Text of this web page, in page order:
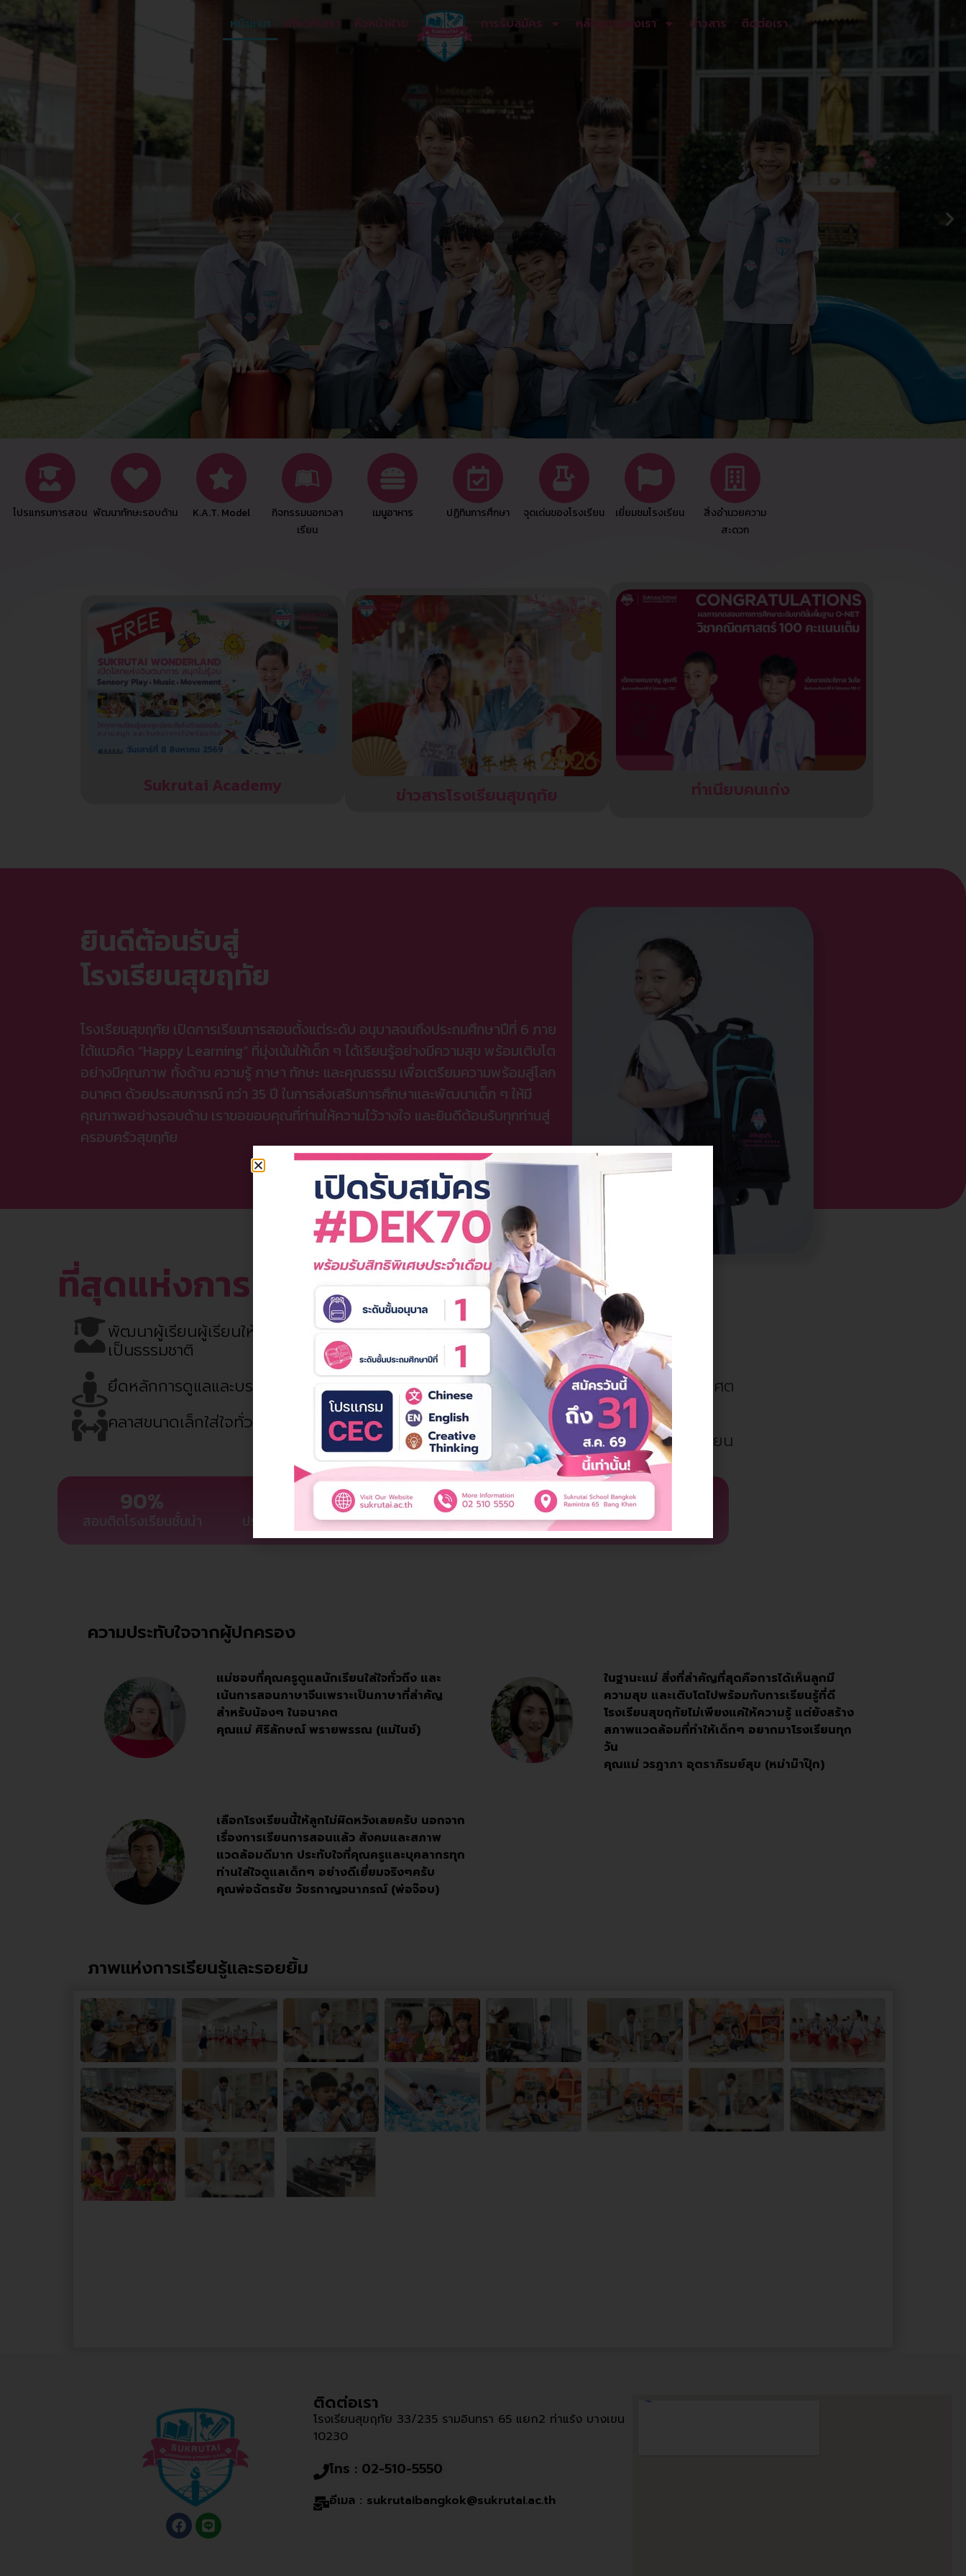
หน้าแรก เกี่ยวกับเรา หัวหน้าฝ่าย การรับสมัคร หลักสูตรของเรา ข่าวสาร ติดต่อเรา
โปรแกรมการสอน พัฒนาทักษะรอบด้าน K.A.T. Model
กิจกรรมนอกเวลา
เรียน
เมนูอาหาร ปฏิทินการศึกษา จุดเด่นของโรงเรียน เยี่ยมชมโรงเรียน
สิ่งอำนวยความ
สะดวก
Sukrutai Academy ข่าวสารโรงเรียนสุขฤทัย ทำเนียบคนเก่ง
ยินดีต้อนรับสู่
โรงเรียนสุขฤทัย
โรงเรียนสุขฤทัย เปิดการเรียนการสอนตั้งแต่ระดับ อนุบาลจนถึงประถมศึกษาปีที่ 6 ภาย
ใต้แนวคิด “Happy Learning” ที่มุ่งเน้นให้เด็ก ๆ ได้เรียนรู้อย่างมีความสุข พร้อมเติบโต
อย่างมีคุณภาพ ทั้งด้าน ความรู้ ภาษา ทักษะ และคุณธรรม เพื่อเตรียมความพร้อมสู่โลก
อนาคต ด้วยประสบการณ์ กว่า 35 ปี ในการส่งเสริมการศึกษาและพัฒนาเด็ก ๆ ให้มี
คุณภาพอย่างรอบด้าน เราขอขอบคุณที่ท่านให้ความไว้วางใจ และยินดีต้อนรับทุกท่านสู่
ครอบครัวสุขฤทัย
ที่สุดแห่งการเรียนรู้ที่สุขฤทัย
พัฒนาผู้เรียนผู้เรียนให้เป็น "สามภาษา" อย่าง
เป็นธรรมชาติ
ยึดหลักการดูแลและบรรยากาศแห่งความสุข
คลาสขนาดเล็กใส่ใจทั่วถึงทุกพัฒนาการ
ส่งเสริมความคิดสร้างสรรค์และการคิด
วิเคราะห์
บูรณาการ "Activity (Soft Skills) เพื่อศต
วรรที่ 21 อย่างเป็นระบบ"
คุณครูประจำชั้นเป็นครูต่างชาติทุกชั้นเรียน
สอบติดโรงเรียนชั้นนำ
90%
ประสบการณ์สอน ที่เปิดสอน
3หลักสูตร
ศิษย์เก่าสุขฤทัย
500คน +
ความประทับใจจากผู้ปกครอง
แม่ชอบที่คุณครูดูแลนักเรียนใส่ใจทั่วถึง และ
เน้นการสอนภาษาจีนเพราะเป็นภาษาที่สำคัญ
สำหรับน้องๆ ในอนาคต
คุณแม่ ศิริลักษณ์ พรายพรรณ (แม่ไนซ์)
ในฐานะแม่ สิ่งที่สำคัญที่สุดคือการได้เห็นลูกมี
ความสุข และเติบโตไปพร้อมกับการเรียนรู้ที่ดี
โรงเรียนสุขฤทัยไม่เพียงแค่ให้ความรู้ แต่ยังสร้าง
สภาพแวดล้อมที่ทำให้เด็กๆ อยากมาโรงเรียนทุก
วัน
คุณแม่ วรฎาภา อุตราภิรมย์สุข (หม่าม๊าปุ๊ก)
เลือกโรงเรียนนี้ให้ลูกไม่ผิดหวังเลยครับ นอกจาก
เรื่องการเรียนการสอนแล้ว สังคมและสภาพ
แวดล้อมดีมาก ประทับใจที่คุณครูและบุคลากรทุก
ท่านใส่ใจดูแลเด็กๆ อย่างดีเยี่ยมจริงๆครับ
คุณพ่อฉัตรชัย วัชรกาญจนาภรณ์ (พ่อจ๊อบ)
ภาพแห่งการเรียนรู้และรอยยิ้ม
ติดต่อเรา
โรงเรียนสุขฤทัย 33/235 รามอินทรา 65 แยก2 ท่าแร้ง บางเขน
10230
โทร : 02-510-5550
อีเมล : sukrutaibangkok@sukrutai.ac.th